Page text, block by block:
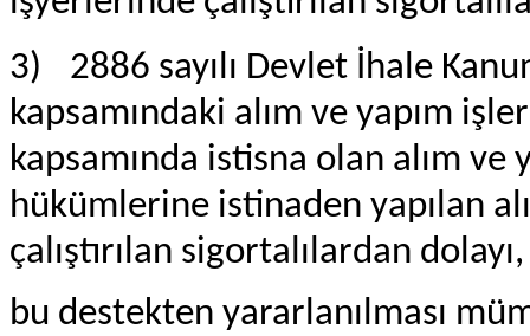
3)
2886 sayılı Devlet İhale
kapsamındaki alım ve yapım
kapsamında istisna olan alım
hükümlerine istinaden yapılan
çalıştırılan sigortalılardan dolayı,
bu destekten yararlanılması